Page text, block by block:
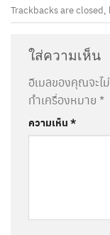
Trackbacks are closed,
ใส่ความเห็น
อีเมลของคุณจะไ
ทำเครื่องหมาย *
ความเห็น*